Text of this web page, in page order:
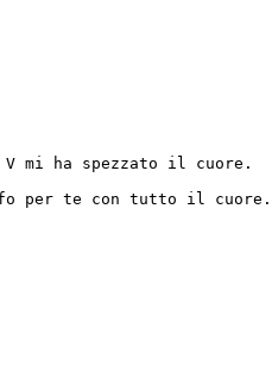
mi ha spezzato il cuore.
per te con tutto il cuore.